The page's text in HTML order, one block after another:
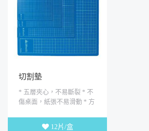
切割墊
* 五層夾心，不易斷裂 * 不
傷桌面，紙張不易滑動 * 方
12片/盒